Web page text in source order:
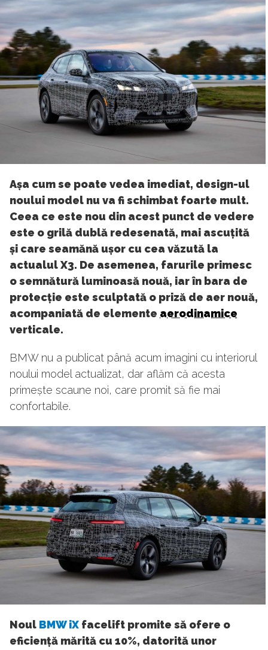
Așa cum se poate vedea imediat, design-ul
noului model nu va fi schimbat foarte mult.
Ceea ce este nou din acest punct de vedere
este o grilă dublă redesenată, mai ascuțită
și care seamănă ușor cu cea văzută la
actualul X3. De asemenea, farurile primesc
o semnătură luminoasă nouă, iar în bara de
protecție este sculptată o priză de aer nouă,
acompaniată de elemente aerodinamice
verticale.
BMW nu a publicat până acum imagini cu interiorul
noului model actualizat, dar aflăm că acesta
primește scaune noi, care promit să fie mai
confortabile.
Noul BMW iX facelift promite să ofere o
eficiență mărită cu 10%, datorită unor